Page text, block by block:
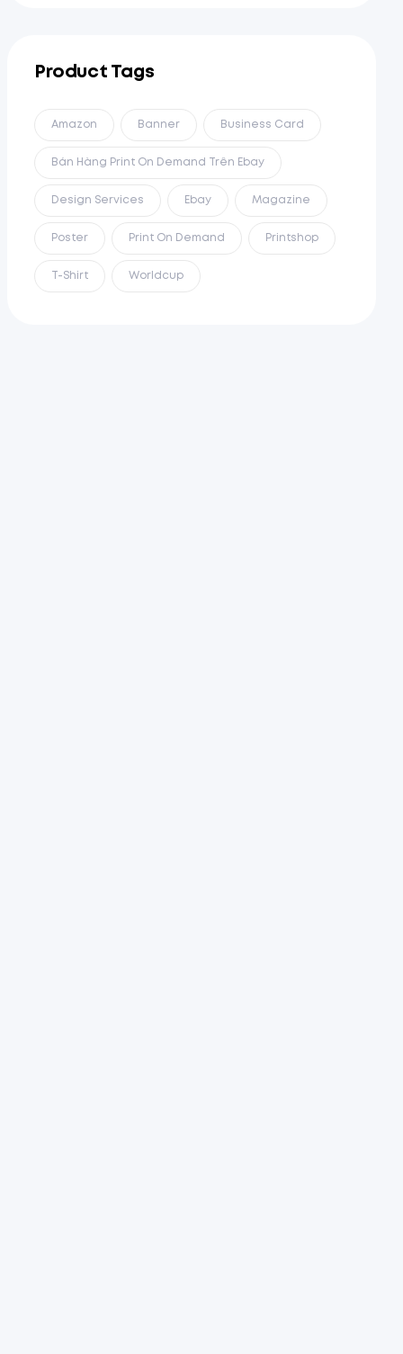
Product Tags
Amazon Banner Business Card
Bán Hàng Print On Demand Trên Ebay
Design Services Ebay Magazine
Poster Print On Demand Printshop
T-Shirt Worldcup